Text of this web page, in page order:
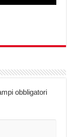
obbligatori